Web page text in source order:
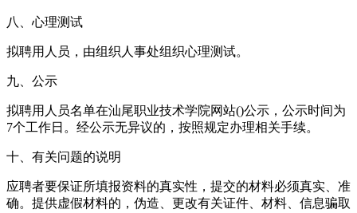
八、心理测试
拟聘用人员，由组织人事处组织心理测试。
九、公示
拟聘用人员名单在汕尾职业技术学院网站()公示，公示时间为
7个工作日。经公示无异议的，按照规定办理相关手续。
十、有关问题的说明
应聘者要保证所填报资料的真实性，提交的材料必须真实、准
确。提供虚假材料的，伪造、更改有关证件、材料、信息骗取